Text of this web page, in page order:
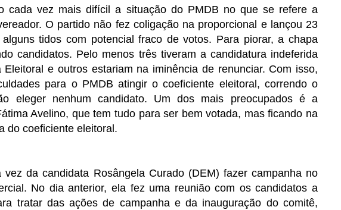
cada vez mais difícil a situação do PMDB no que se refere a
O partido não fez coligação na proporcional e lançou 23
alguns tidos com potencial fraco de votos. Para piorar, a chapa
candidatos. Pelo menos três tiveram a candidatura indeferida
Eleitoral e outros estariam na iminência de renunciar. Com isso,
para o PMDB atingir o coeficiente eleitoral, correndo o
eleger nenhum candidato. Um dos mais preocupados é a
Avelino, que tem tudo para ser bem votada, mas ficando na
do coeficiente eleitoral.
vez da candidata Rosângela Curado (DEM) fazer campanha no
No dia anterior, ela fez uma reunião com os candidatos a
tratar das ações de campanha e da inauguração do comitê,